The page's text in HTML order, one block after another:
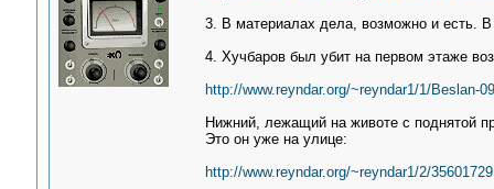
3. В материалах дела, возможно и есть. В
4. Хучбаров был убит на первом этаже
http://www.reyndar.org/~reyndar1/1/Beslan-
Нижний, лежащий на животе с поднятой
Это он уже на улице:
http://www.reyndar.org/~reyndar1/2/